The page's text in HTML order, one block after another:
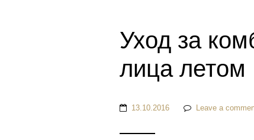
Уход за
лица летом
13.10.2016 Leave a